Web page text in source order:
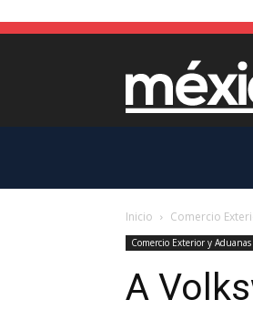
Inicio Comercio
Comercio Exterior y Aduanas
A